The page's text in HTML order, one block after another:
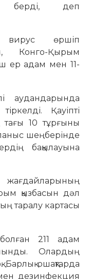
деп
вирус өршіп
Конго-Қырым
ер адам мен 11-
аудандарында
Қауіпті
тағы 10 тұрғыны
шеңберінде
бақылауына
қызбасын дәл
таралу картасы
211 адам
Олардың
Барлық ошақтарда
дезинфекция